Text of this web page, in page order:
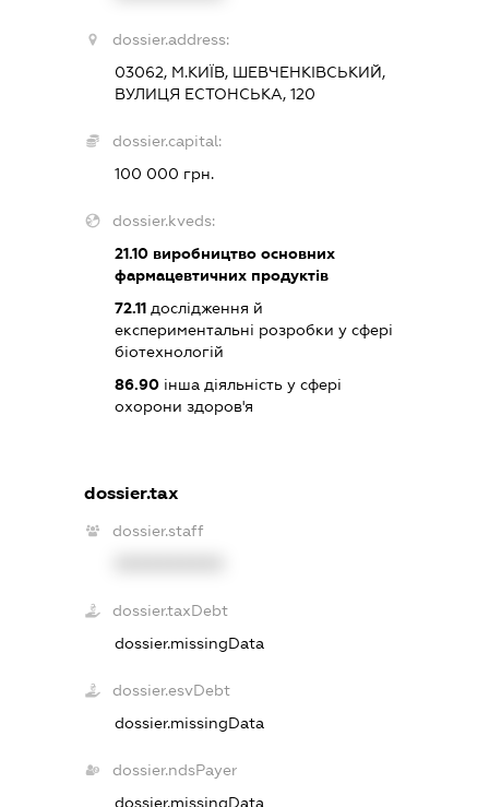
dossier.address:
03062, М.КИЇВ, ШЕВЧЕНКІВСЬКИЙ,
ВУЛИЦЯ ЕСТОНСЬКА, 120
dossier.capital:
100 000 грн.
dossier.kveds:
21.10 виробництво основних
фармацевтичних продуктів
72.11 дослідження й
експериментальні розробки у сфері
біотехнологій
86.90 інша діяльність у сфері
охорони здоров'я
dossier.tax
dossier.staff
dossier.taxDebt
dossier.missingData
dossier.esvDebt
dossier.missingData
dossier.ndsPayer
dossier.missingData